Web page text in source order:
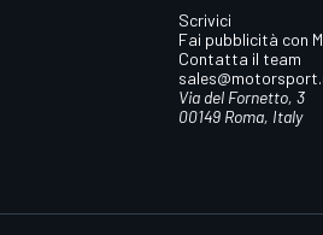
Scrivici
Fai pubblicità con
Contatta il team
Via del Fornetto, 3
00149 Roma, Italy